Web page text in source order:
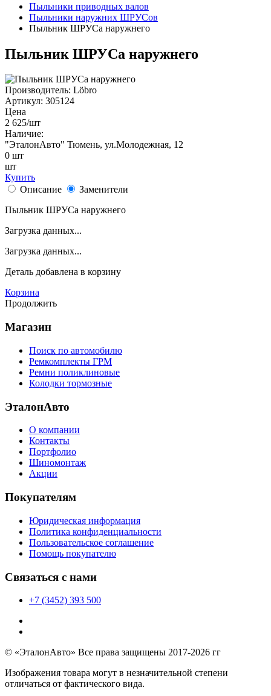
Пыльники приводных валов
Пыльники наружних ШРУСов
Пыльник ШРУСа наружнего
Пыльник ШРУСа наружнего
Производитель: Löbro
Артикул: 305124
Цена
2 625/шт
Наличие:
"ЭталонАвто" Тюмень, ул.Молодежная, 12
0 шт
шт
Купить
Описание
Заменители
Пыльник ШРУСа наружнего
Загрузка данных...
Загрузка данных...
Деталь добавлена в корзину
Корзина
Продолжить
Магазин
Поиск по автомобилю
Ремкомплекты ГРМ
Ремни поликлиновые
Колодки тормозные
ЭталонАвто
О компании
Контакты
Портфолио
Шиномонтаж
Акции
Покупателям
Юридическая информация
Политика конфиденциальности
Пользовательское соглашение
Помощь покупателю
Связаться с нами
+7 (3452) 393 500
© «ЭталонАвто» Все права защищены 2017-2026 гг
Изображения товара могут в незначительной степени
отличаться от фактического вида.